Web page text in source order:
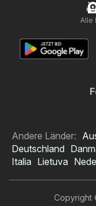
Alle
Andere Länder:
Deutschland
Italia Lietuva
Copyright